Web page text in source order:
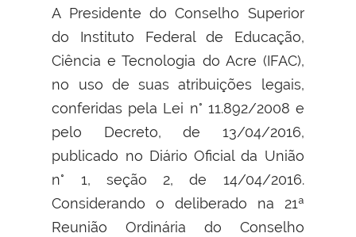
A Presidente do Conselho Superior
do Instituto Federal de Educação,
Ciência e Tecnologia do Acre (IFAC),
no uso de suas atribuições legais,
conferidas pela Lei n° 11.892/2008 e
pelo Decreto, de 13/04/2016,
publicado no Diário Oficial da União
n° 1, seção 2, de 14/04/2016.
Considerando o deliberado na 21ª
Reunião Ordinária do Conselho